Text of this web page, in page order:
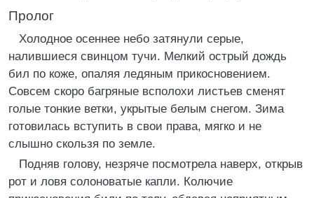
Пролог
Холодное осеннее небо затянули серые,
налившиеся свинцом тучи. Мелкий острый дождь
бил по коже, опаляя ледяным прикосновением.
Совсем скоро багряные всполохи листьев сменят
голые тонкие ветки, укрытые белым снегом. Зима
готовилась вступить в свои права, мягко и не
слышно скользя по земле.
Подняв голову, незряче посмотрела наверх, открыв
рот и ловя солоноватые капли. Колючие